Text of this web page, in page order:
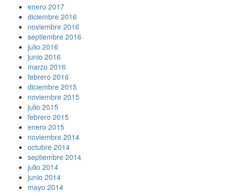
enero 2017
diciembre 2016
noviembre 2016
septiembre 2016
julio 2016
junio 2016
marzo 2016
febrero 2016
diciembre 2015
noviembre 2015
julio 2015
febrero 2015
enero 2015
noviembre 2014
octubre 2014
septiembre 2014
julio 2014
junio 2014
mayo 2014